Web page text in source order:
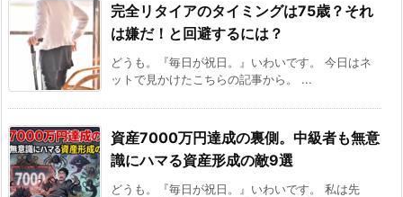
完全リタイアのタイミングは75歳？それ
は嫌だ！と回避するには？
どうも。『毎日が祝日。』いわいです。 今日はネ
ットで見かけたこちらの記事から。 ...
資産7000万円達成の裏側。中級者も無意
識にハマる資産形成の敵9選
どうも。『毎日が祝日。』いわいです。 私は先